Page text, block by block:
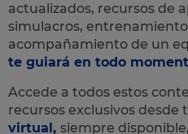
actualizados, recursos de
simulacros,
acompañamiento de un
te guiará en todo
Accede a todos estos
recursos exclusivos desde
virtual, siempre